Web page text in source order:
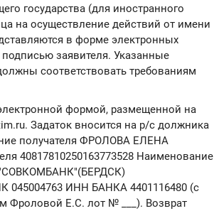
государства (для иностранного
на осуществление действий от имени
в форме электронных
заявителя. Указанные
соответствовать требованиям
формой, размещенной на
Задаток вносится на р/с должника
получателя ФРОЛОВА ЕЛЕНА
40817810250163773528 Наименование
045004763 ИНН БАНКА 4401116480 (с
Фроловой Е.С. лот № ___). Возврат